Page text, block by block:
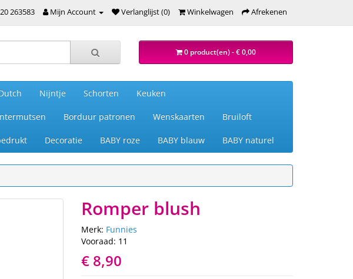
263583 Mijn Account Verlanglijst (0) Winkelwagen Afrekenen
0 product(en) - € 0,00
Nijntje Schorten Keuken
Borduur patronen Wenskaarten Bruiloft
Decoratie BABY roze BABY blauw BABY naturel
Romper blush
Merk: Funnies
Vooraad: 11
€ 8,90